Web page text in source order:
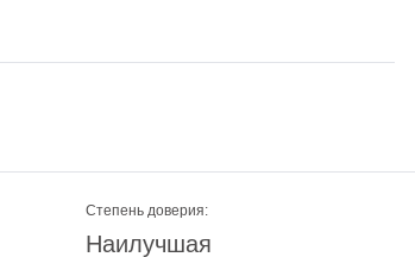
Степень доверия:
Наилучшая